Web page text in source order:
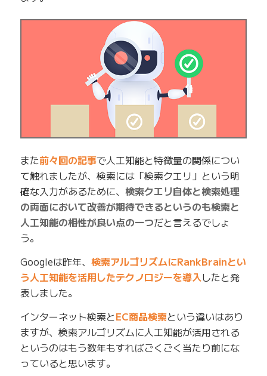
また前々回の記事で人工知能と特徴量の関係につい
て触れましたが、検索には「検索クエリ」という明
確な入力があるために、 検索クエリ自体と検索処理
の両面において改善が期待できるというのも検索と
人工知能の相性が良い点の一つだと言えるでしょ
う。
Googleは昨年、 検索アルゴリズムにRankBrainとい
う人工知能を活用したテクノロジーを導入したと発
表しました。
インターネット検索とEC商品検索という違いはあり
ますが、検索アルゴリズムに人工知能が活用される
というのはもう数年もすればごくごく当たり前にな
っていると思います。